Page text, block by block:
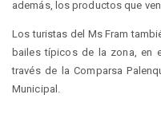
además, los productos que
Los turistas del Ms Fram
bailes típicos de la zona, en
través de la Comparsa
Municipal.